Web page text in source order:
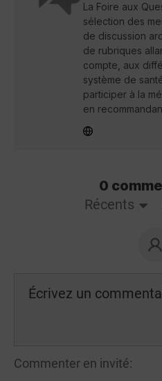
La Foire aux
sélection des
de discussion
de rubriques
compte, aux
système de
participer à la
en
0
Récents
Commenter en invité: